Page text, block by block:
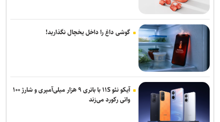
گوشی داغ را داخل یخچال نگذارید!
آیکو نئو ۱۱S با باتری ۹ هزار میلی‌آمپری و شارژ ۱۰۰
واتی رکورد می‌زند